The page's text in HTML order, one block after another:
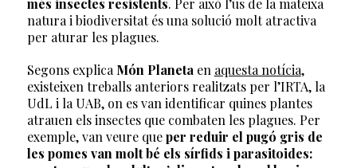
natura i biodiversitat és una solució molt atractiva
per aturar les plagues.
Segons explica Món Planeta en aquesta notícia,
existeixen treballs anteriors realitzats per l’IRTA, la
UdL i la UAB, on es van identificar quines plantes
atrauen els insectes que combaten les plagues. Per
exemple, van veure queper reduir el pugó gris de
les pomes van molt bé els sírfids i parasitoides: